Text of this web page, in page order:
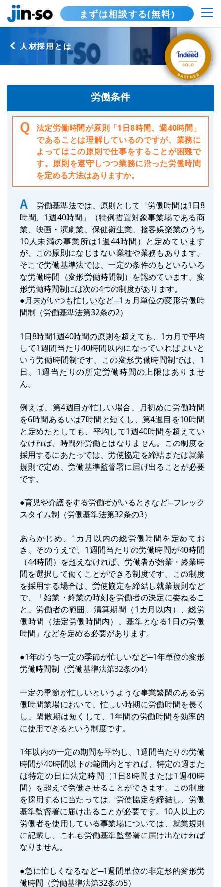
まずは相談する(無料)
人材採用とは
労働条件
法定労働時間が原則「1日8時間、週40時間」
であることは理解しているのですが、業務に
よってはこの原則で仕事をすることが困難で
す。原則を遵守しつつ業務に沿った労働時間
を定める方法はありますか。
労働基準法では、原則として「労働時間は1日8
時間、1週40時間」（特例措置対象事業場である商
業、映画・演劇業、保健衛生業、接客娯楽業のうち
10人未満の事業所は1週44時間）と定めています
が、この原則になじまない業種や業務もあります。
そこで労働基準法では、一定の条件のもといろいろ
な労働時間（変形労働時間制）を認めています。変
形労働時間制には次の4つの制度があります。
●月末がいつも忙しいなど─1ヵ月単位の変形労働時
間制（労働基準法第32条の2）
1日8時間1週40時間の原則を超えても、1カ月で平均
して1週間当たり40時間以内になっていればよいと
いう労働時間制です。この変形労働時間制では、1
日、1週当たりの所定労働時間の上限はありませ
ん。
例えば、第4週目が忙しい場合、月初めに労働時間
を6時間あるいは7時間と短くし、第4週目を10時間
と定めたとしても、平均して1週40時間を超えてい
なければ、時間外労働とはなりません。この制度を
採用するにあたっては、労使協定を締結または就業
規則で定め、労働基準監督署に届け出ることが必要
です。
●育児や介護をする労働者がいるときなど─フレック
スタイム制（労働基準法第32条の3）
あらかじめ、1カ月以内の総労働時間を定めてお
き、そのうえで、1週間当たりの労働時間が40時間
（44時間）を超えなければ、労働者が始業・終業時
間を選択して働くことができる制度です。この制度
を採用する場合は、労使協定を締結し就業規則など
で、「始業・終業の時刻を労働者の決定に委ねるこ
と、労働者の範囲、清算期間（1カ月以内）、総労
働時間（法定労働時間内）、基準となる1日の労働
時間」などを定める必要があります。
●1年のうち一定の季節が忙しいなど─1年単位の変形
労働時間制（労働基準法第32条の4）
一定の季節が忙しいというような事業繁閑のある労
働時間業場において、忙しい時期に労働時間を長く
し、閑散期は短くして、1年間の労働時間を効率的
に使用できるという制度です。
1年以内の一定の期間を平均し、1週間当たりの労働
時間が40時間以下の範囲内とすれば、特定の週また
は特定の日に法定時間（1日8時間または1週40時
間）を超えて労働させることができます。この制度
を採用するに当たっては、労使協定を締結し、労働
基準監督署に届け出ることが必要です。10人以上の
労働者を使用している事業場については、就業規則
に記載し、これも労働基準監督署に届け出なければ
なりません。
●急に忙しくなるなど─1週間単位の非定形的変形労
働時間（労働基準法第32条の5）